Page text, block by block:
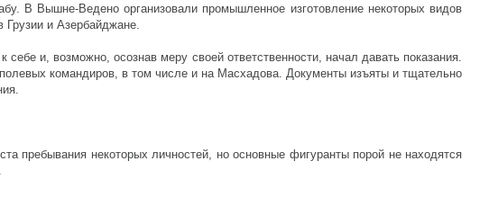
В Вышне-Ведено организовали промышленное изготовление некоторых видов
Грузии и Азербайджане.
и, возможно, осознав меру своей ответственности, начал давать показания.
командиров, в том числе и на Масхадова. Документы изъяты и тщательно
пребывания некоторых личностей, но основные фигуранты порой не находятся